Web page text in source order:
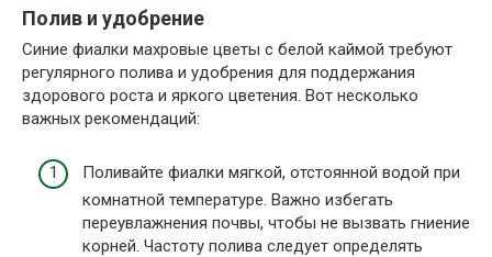
Полив и удобрение
Синие фиалки махровые цветы с белой каймой требуют
регулярного полива и удобрения для поддержания
здорового роста и яркого цветения. Вот несколько
важных рекомендаций:
Поливайте фиалки мягкой, отстоянной водой при
комнатной температуре. Важно избегать
переувлажнения почвы, чтобы не вызвать гниение
корней. Частоту полива следует определять